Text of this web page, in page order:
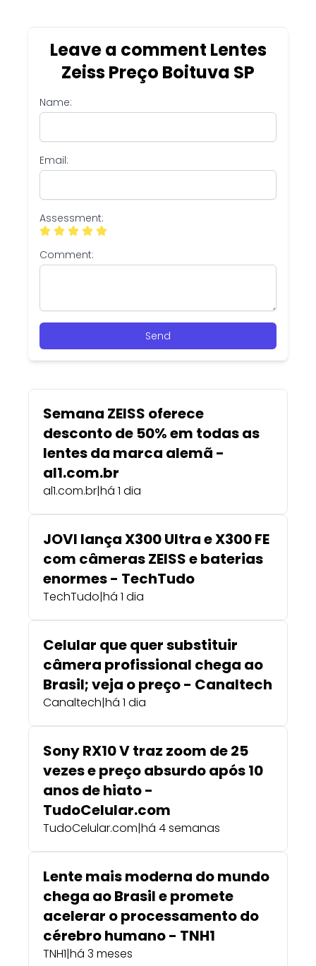
Leave a comment Lentes
Zeiss Preço Boituva SP
Name:
Email:
Assessment:
Comment:
Send
Semana ZEISS oferece
desconto de 50% em todas as
lentes da marca alemã -
al1.com.br
al1.com.br|há 1 dia
JOVI lança X300 Ultra e X300 FE
com câmeras ZEISS e baterias
enormes - TechTudo
TechTudo|há 1 dia
Celular que quer substituir
câmera profissional chega ao
Brasil; veja o preço - Canaltech
Canaltech|há 1 dia
Sony RX10 V traz zoom de 25
vezes e preço absurdo após 10
anos de hiato -
TudoCelular.com
TudoCelular.com|há 4 semanas
Lente mais moderna do mundo
chega ao Brasil e promete
acelerar o processamento do
cérebro humano - TNH1
TNH1|há 3 meses